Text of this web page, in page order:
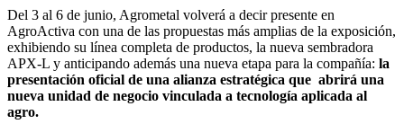
Del 3 al 6 de junio, Agrometal volverá a decir presente en
AgroActiva con una de las propuestas más amplias de la exposición,
exhibiendo su línea completa de productos, la nueva sembradora
APX-L y anticipando además una nueva etapa para la compañía: la
presentación oficial de una alianza estratégica que abrirá una
nueva unidad de negocio vinculada a tecnología aplicada al
agro.